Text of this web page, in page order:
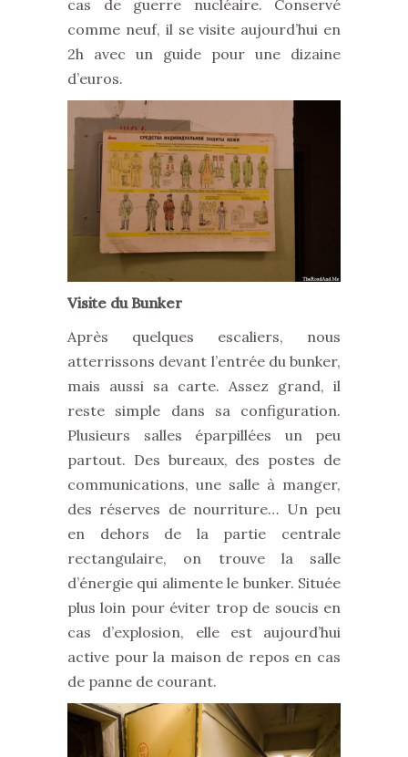
cas de guerre nucléaire. Conservé
comme neuf, il se visite aujourd’hui en
2h avec un guide pour une dizaine
d’euros.
Visite du Bunker
Après quelques escaliers, nous
atterrissons devant l’entrée du bunker,
mais aussi sa carte. Assez grand, il
reste simple dans sa configuration.
Plusieurs salles éparpillées un peu
partout. Des bureaux, des postes de
communications, une salle à manger,
des réserves de nourriture… Un peu
en dehors de la partie centrale
rectangulaire, on trouve la salle
d’énergie qui alimente le bunker. Située
plus loin pour éviter trop de soucis en
cas d’explosion, elle est aujourd’hui
active pour la maison de repos en cas
de panne de courant.